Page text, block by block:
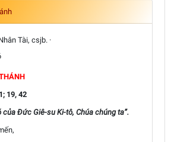
Tài, csjb. ·
19, 42
của Đức Giê-su Ki-tô, Chúa chúng ta”.